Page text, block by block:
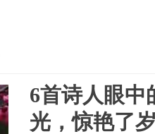
6首诗人眼中
光，惊艳了